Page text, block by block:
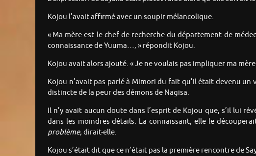
Kojou l’avait affirmé avec un soupir mélancolique.
« Ma mère est le chef de recherche du département de
connaissance de Yuuma…, » répondit Kojou.
Kojou avait alors ajouté. « Je ne voulais pas impliquer ma
Kojou n’avait pas parlé à Mimori du fait qu’il était devenu
distincte de la peur des démons de Nagisa.
Il n’y avait aucun doute dans l’esprit de Kojou que, s’il lui
dans les moindres détails. La connaissant, elle le
problème, dirait-elle.
Kojou s’était dit que ce n’était pas la première rencontre de